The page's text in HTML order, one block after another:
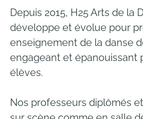
Depuis 2015, H25 Arts de la
développe et évolue pour
enseignement de la danse
engageant et épanouissant
élèves.
Nos professeurs diplômés